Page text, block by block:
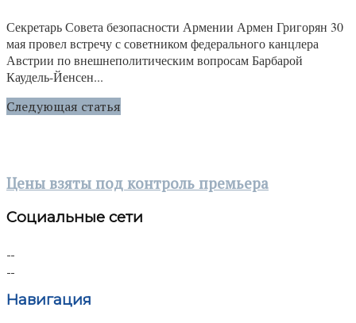
Секретарь Совета безопасности Армении Армен Григорян 30
мая провел встречу с советником федерального канцлера
Австрии по внешнеполитическим вопросам Барбарой
Каудель-Йенсен...
Следующая статья
Цены взяты под контроль премьера
Социальные сети
Навигация